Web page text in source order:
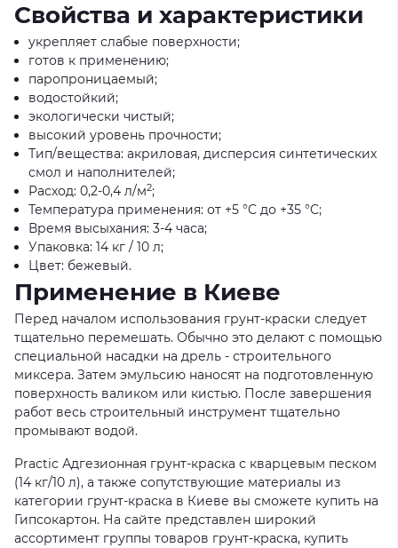
Свойства и характеристики
укрепляет слабые поверхности;
готов к применению;
паропроницаемый;
водостойкий;
экологически чистый;
высокий уровень прочности;
Тип/вещества: акриловая, дисперсия синтетических
смол и наполнителей;
Расход: 0,2-0,4 л/м2;
Температура применения: от +5 °C до +35 °C;
Время высыхания: 3-4 часа;
Упаковка: 14 кг / 10 л;
Цвет: бежевый.
Применение в Киеве
Перед началом использования грунт-краски следует
тщательно перемешать. Обычно это делают с помощью
специальной насадки на дрель - строительного
миксера. Затем эмульсию наносят на подготовленную
поверхность валиком или кистью. После завершения
работ весь строительный инструмент тщательно
промывают водой.
Practic Адгезионная грунт-краска с кварцевым песком
(14 кг/10 л), а также сопутствующие материалы из
категории грунт-краска в Киеве вы сможете купить на
Гипсокартон. На сайте представлен широкий
ассортимент группы товаров грунт-краска, купить